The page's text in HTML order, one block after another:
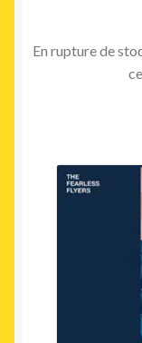
En rupture de